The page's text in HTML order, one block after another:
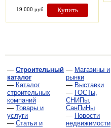
19 000 руб Купить
— Строительный
каталог
— Каталог
строительных
компаний
— Товары и
услуги
— Статьи и
— Магазины и
рынки
— Выставки
— ГОСТы,
СНИПы,
СанПиНы
— Новости
недвижимости